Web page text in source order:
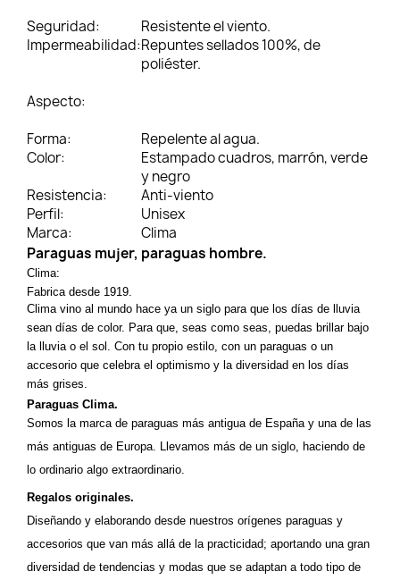
Seguridad:
Resistente el viento.
Impermeabilidad:Repuntes sellados 100%, de
poliéster.
Aspecto:
Forma:
Repelente al agua.
Color:
Estampado cuadros, marrón, verde
y negro
Resistencia:
Anti-viento
Perfil:
Unisex
Marca:
Clima
Paraguas mujer, paraguas hombre.
Clima:
Fabrica desde 1919.
Clima vino al mundo hace ya un siglo para que los días de lluvia
sean días de color. Para que, seas como seas, puedas brillar bajo
la lluvia o el sol. Con tu propio estilo, con un paraguas o un
accesorio que celebra el optimismo y la diversidad en los días
más grises.
Paraguas Clima.
Somos la marca de paraguas más antigua de España y una de las
más antiguas de Europa. Llevamos más de un siglo, haciendo de
lo ordinario algo extraordinario.
Regalos originales.
Diseñando y elaborando desde nuestros orígenes paraguas y
accesorios que van más allá de la practicidad; aportando una gran
diversidad de tendencias y modas que se adaptan a todo tipo de